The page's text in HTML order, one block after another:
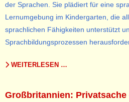
der Sprachen. Sie plädiert für eine
Lernumgebung im Kindergarten, die
sprachlichen Fähigkeiten unterstützt
Sprachbildungsprozessen
WEITERLESEN …
Großbritannien: